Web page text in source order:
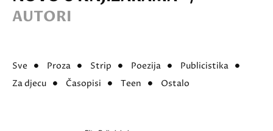
AUTORI
Sve Proza Strip Poezija
Publicistika
Za djecu
Časopisi Teen Ostalo